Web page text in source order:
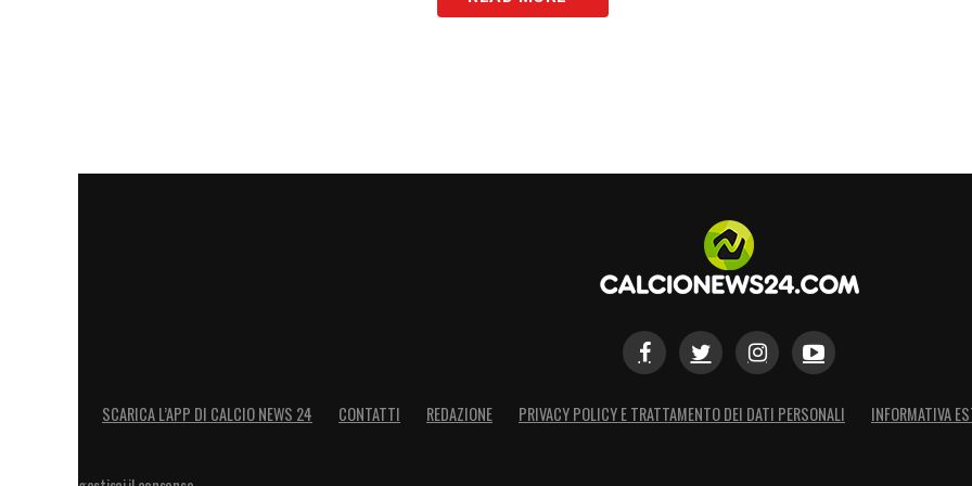
LA CONFERENZA STAMPA INTEGRALE DI KOOPMEINERS SU JUVENTUS NEWS 24
SCARICA L’APP DI CALCIO NEWS 24 CONTATTI REDAZIONE PRIVACY POLICY E TRATTAMENTO DEI DATI PERSONALI INFORMATIVA